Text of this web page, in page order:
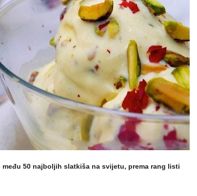
50 najboljih slatkiša na svijetu, prema rang listi